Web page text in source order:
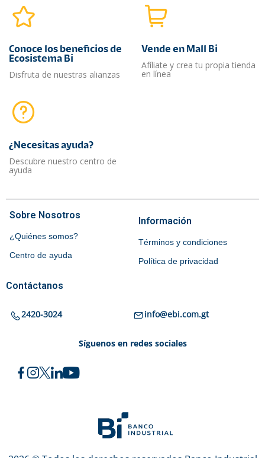
Conoce los beneficios de
Ecosistema Bi
Disfruta de nuestras alianzas
Vende en Mall Bi
Afíliate y crea tu propia tienda
en línea
¿Necesitas ayuda?​
Descubre nuestro centro de
ayuda
Sobre Nosotros
¿Quiénes somos?
Centro de ayuda
Información
Términos y condiciones
Política de privacidad
Contáctanos
2420-3024 info@ebi.com.gt
Síguenos en redes sociales